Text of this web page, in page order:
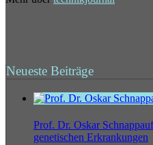
Neueste Beiträge
Prof. Dr. Oskar
genetischen Erkrankungen